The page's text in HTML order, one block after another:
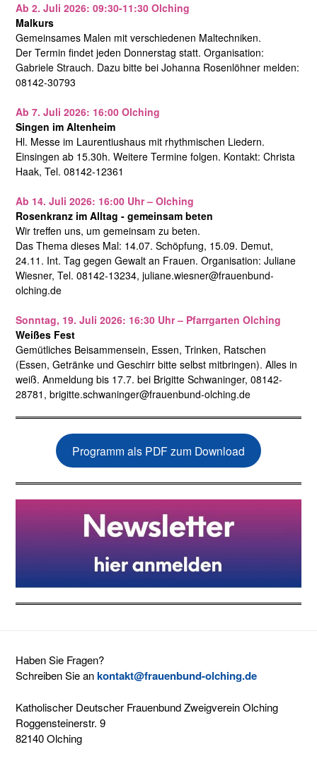
Ab 2. Juli 2026: 09:30-11:30 Olching
Malkurs
Gemeinsames Malen mit verschiedenen Maltechniken.
Der Termin findet jeden Donnerstag statt. Organisation:
Gabriele Strauch. Dazu bitte bei Johanna Rosenlöhner melden:
08142-30793
Ab 7. Juli 2026: 16:00 Olching
Singen im Altenheim
Hl. Messe im Laurentiushaus mit rhythmischen Liedern.
Einsingen ab 15.30h. Weitere Termine folgen. Kontakt: Christa
Haak, Tel. 08142-12361
Ab 14. Juli 2026: 16:00 Uhr – Olching
Rosenkranz im Alltag - gemeinsam beten
Wir treffen uns, um gemeinsam zu beten.
Das Thema dieses Mal: 14.07. Schöpfung, 15.09. Demut,
24.11. Int. Tag gegen Gewalt an Frauen. Organisation: Juliane
Wiesner, Tel. 08142-13234, juliane.wiesner@frauenbund-
olching.de
Sonntag, 19. Juli 2026: 16:30 Uhr – Pfarrgarten Olching
Weißes Fest
Gemütliches Beisammensein, Essen, Trinken, Ratschen
(Essen, Getränke und Geschirr bitte selbst mitbringen). Alles in
weiß. Anmeldung bis 17.7. bei Brigitte Schwaninger, 08142-
28781, brigitte.schwaninger@frauenbund-olching.de
Programm als PDF zum Download
Haben Sie Fragen?
Schreiben Sie ankontakt@frauenbund-olching.de
Katholischer Deutscher Frauenbund Zweigverein Olching
Roggensteinerstr. 9
82140 Olching